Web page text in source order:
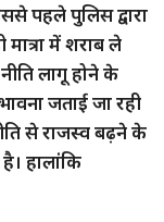
पहले पुलिस द्वारा
में शराब ले
लागू होने के
जताई जा रही
से राजस्व बढ़ने के
हालांकि